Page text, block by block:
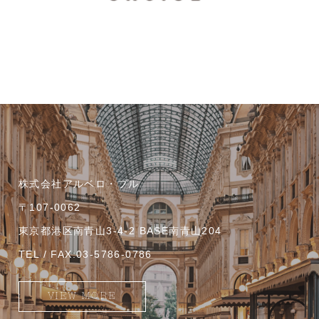
株式会社アルベロ・ブル
〒107-0062
東京都港区南青山3-4-2 BASE南青山204
TEL / FAX:03-5786-0786
VIEW MORE